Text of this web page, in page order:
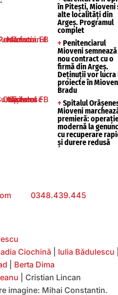
în Pitești, Mioveni
alte localități din
Argeș. Programul
complet
+ Penitenciarul
Mioveni semnează
nou contract cu o
firmă din Argeș.
Deținuții vor lucra
proiecte în
Bradu
+ Spitalul
Mioveni
premieră:
modernă la
cu recuperare
și durere redusă
0348.439.445
Ciochină Iulia Bădulescu
Berta Dima
| Cristian Lincan
imagine: Mihai Constantin.